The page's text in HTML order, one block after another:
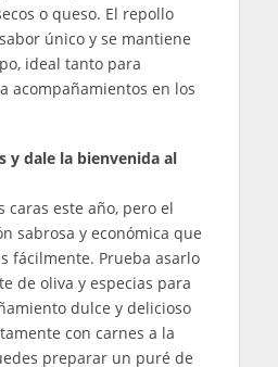
o queso. El repollo
único y se mantiene
ideal tanto para
acompañamientos en los
y dale la bienvenida al
caras este año, pero el
sabrosa y económica que
fácilmente. Prueba asarlo
de oliva y especias para
dulce y delicioso
con carnes a la
preparar un puré de